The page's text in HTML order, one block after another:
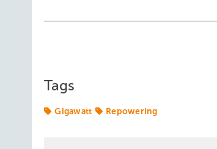
Tags
Gigawatt Repowering